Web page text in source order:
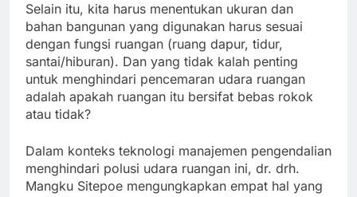
Selain itu, kita harus menentukan ukuran dan
bahan bangunan yang digunakan harus sesuai
dengan fungsi ruangan (ruang dapur, tidur,
santai/hiburan). Dan yang tidak kalah penting
untuk menghindari pencemaran udara ruangan
adalah apakah ruangan itu bersifat bebas rokok
atau tidak?
Dalam konteks teknologi manajemen pengendalian
menghindari polusi udara ruangan ini, dr. drh.
Mangku Sitepoe mengungkapkan empat hal yang